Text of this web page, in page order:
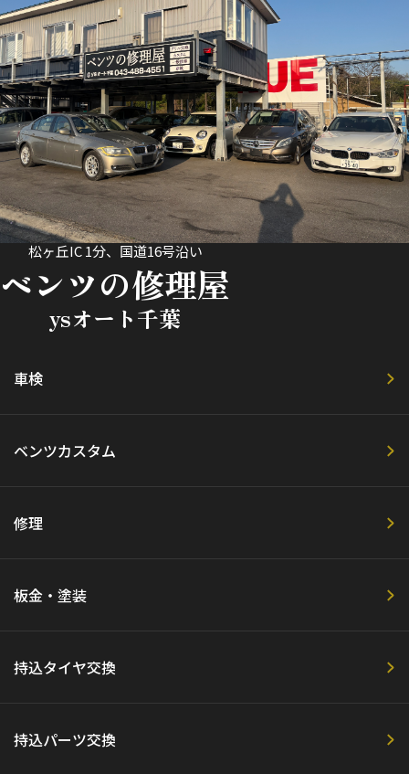
松ヶ丘IC 1分、国道16号沿い
ベンツの修理屋
ysオート千葉
車検
ベンツカスタム
修理
板金・塗装
持込タイヤ交換
持込パーツ交換